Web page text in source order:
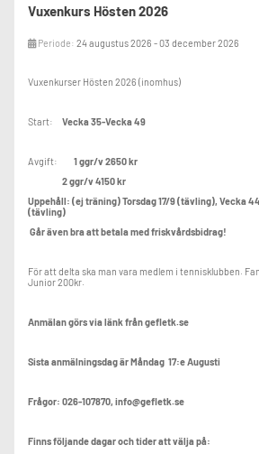
Gefle Tennisklubb
026-107870
Vuxenkurs Hösten 2026
Periode: 24 augustus 2026 - 03 december 2026
Vuxenkurser Hösten 2026 (inomhus)
Start: Vecka 35-Vecka 49
Avgift: 1 ggr/v 2650 kr
2 ggr/v 4150 kr
Uppehåll: (ej träning) Torsdag 17/9 (tävling), Vecka
(tävling)
Går även bra att betala med friskvårdsbidrag!
För att delta ska man vara medlem i tennisklubben.
Junior 200kr.
Anmälan görs via länk från gefletk.se
Sista anmälningsdag är Måndag 17:e Augusti
Frågor: 026-107870, info@gefletk.se
Finns följande dagar och tider att välja på: